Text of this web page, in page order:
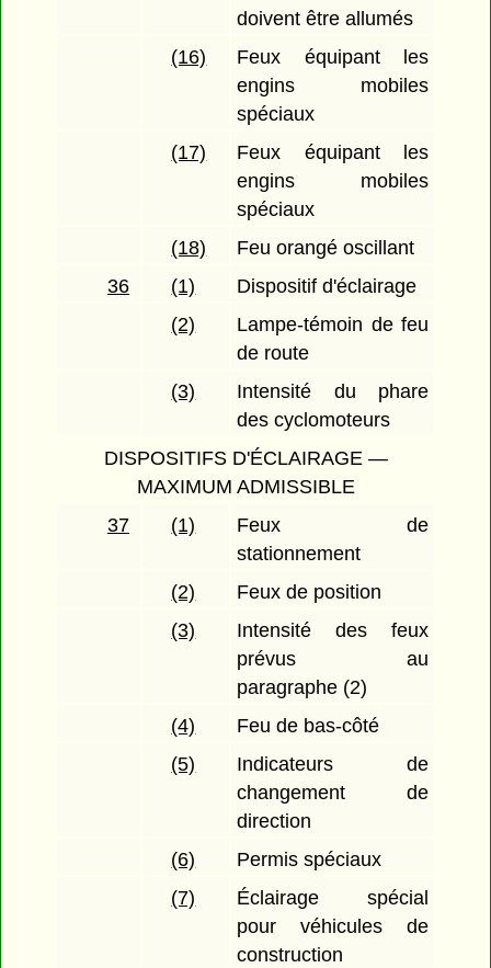
doivent être allumés
(16)
Feux équipant les
engins mobiles
spéciaux
(17)
Feux équipant les
engins mobiles
spéciaux
(18)
Feu orangé oscillant
36
(1)
Dispositif d'éclairage
(2)
Lampe-témoin de feu
de route
(3)
Intensité du phare
des cyclomoteurs
DISPOSITIFS D'ÉCLAIRAGE —
MAXIMUM ADMISSIBLE
37
(1)
Feux de
stationnement
(2)
Feux de position
(3)
Intensité des feux
prévus au
paragraphe (2)
(4)
Feu de bas-côté
(5)
Indicateurs de
changement de
direction
(6)
Permis spéciaux
(7)
Éclairage spécial
pour véhicules de
construction